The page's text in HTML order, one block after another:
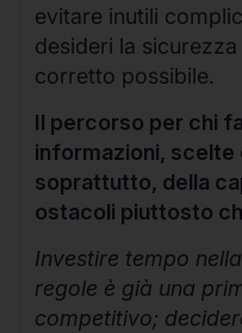
evitare inutili
desideri la
corretto possibile.
Il percorso per chi
informazioni, scelte
soprattutto, della
ostacoli piuttosto
Investire tempo
regole è già una
competitivo;